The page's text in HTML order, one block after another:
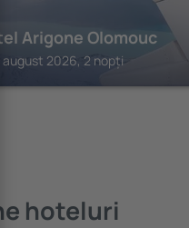
Arigone Olomouc
august 2026, 2 nopți
hoteluri